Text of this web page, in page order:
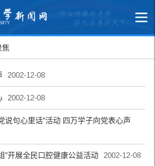
焦
2002-12-08
2002-12-08
说句心里话”活动 四万学子向党表心声
”开展全民口腔健康公益活动 2002-12-08